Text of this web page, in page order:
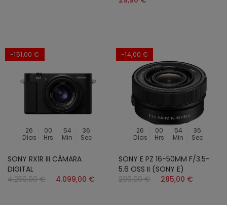
-151,00 €
26
Días
00
Hrs
54
Min
34
Sec
SONY RX1R III CÁMARA
DIGITAL
4.250,00 €
4.099,00 €
-14,00 €
26
Días
00
Hrs
54
Min
34
Sec
SONY E PZ 16-50MM F/3.5-
5.6 OSS II (SONY E)
299,00 €
285,00 €